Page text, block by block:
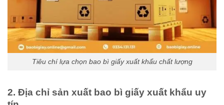
Tiêu chí lựa chọn bao bì giấy xuất khẩu chất lượng
2. Địa chỉ sản xuất bao bì giấy xuất khẩu uy